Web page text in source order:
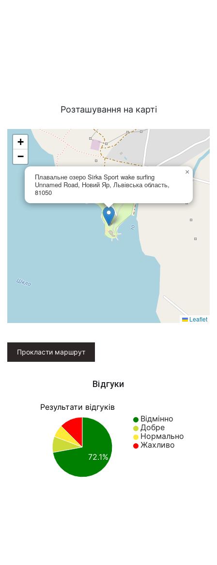
Розташування на карті
Плавальне озеро Sirka Sport wake surfing
Unnamed Road, Новий Яр, Львівська область,
81050
×
+
−
Leaflet
Прокласти маршрут
Відгуки
Результати відгуків
Відмінно
Добре
Нормально
Жахливо
72.1%